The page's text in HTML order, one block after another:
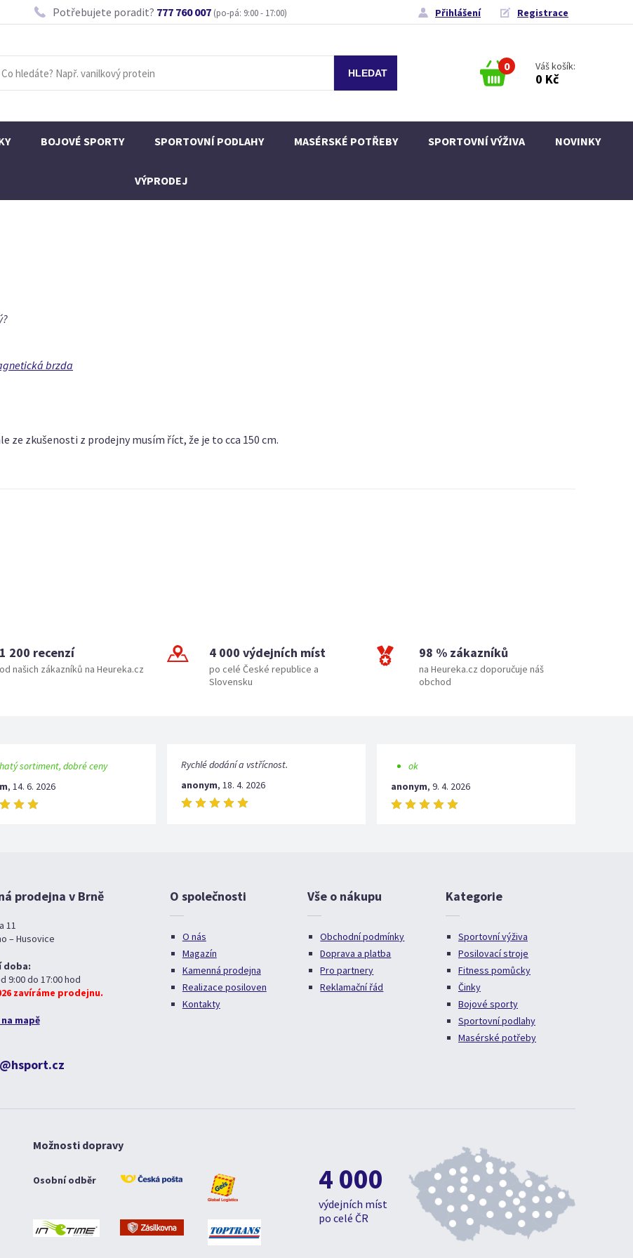
Potřebujete poradit? 777 760 007 (po-pá: 9:00 - 17:00) Přihlášení Registrace
0 Váš košík:
0 Kč
BOJOVÉ SPORTY SPORTOVNÍ PODLAHY MASÉRSKÉ POTŘEBY SPORTOVNÍ VÝŽIVA NOVINKY
VÝPRODEJ
brzda
ze zkušenosti z prodejny musím říct, že je to cca 150 cm.
1 200 recenzí
od našich zákazníků na Heureka.cz
4 000 výdejních míst
po celé České republice a
Slovensku
98 % zákazníků
na Heureka.cz doporučuje náš
obchod
sortiment, dobré ceny
, 14. 6. 2026
Rychlé dodání a vstřícnost.
anonym, 18. 4. 2026
ok
anonym, 9. 4. 2026
prodejna v Brně
11
– Husovice
doba:
9:00 do 17:00 hod
zavíráme prodejnu.
mapě
O společnosti
O nás
Magazín
Kamenná prodejna
Realizace posiloven
Kontakty
Vše o nákupu
Obchodní podmínky
Doprava a platba
Pro partnery
Reklamační řád
Kategorie
Sportovní výživa
Posilovací stroje
Fitness pomůcky
Činky
Bojové sporty
Sportovní podlahy
Masérské potřeby
Možnosti dopravy
Osobní odběr 4 000
výdejních míst
po celé ČR